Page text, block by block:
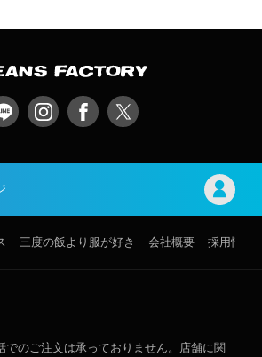
三度の飯より服が好き 会社概要 採用情報
のご注文は承っておりません。店舗に関